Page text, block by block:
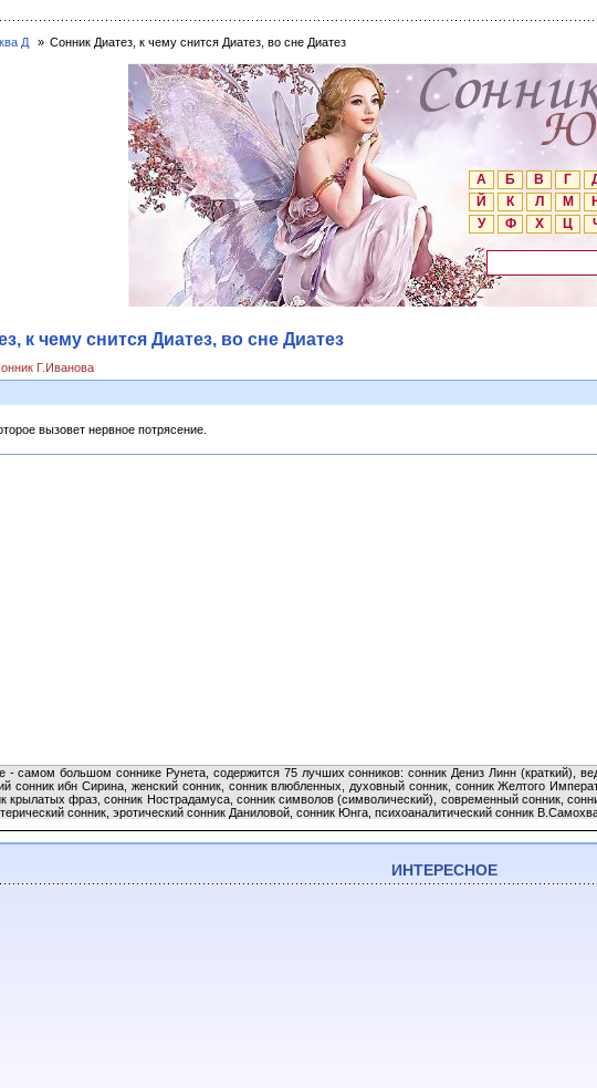
Д Сонник Диатез, к чему снится Диатез, во сне Диатез
А Б В Г
Й
К Л М
У
Ф Х Ц
к чему снится Диатез, во сне Диатез
Г.Иванова
вызовет нервное потрясение.
- самом большом соннике Рунета, содержится 75 лучших сонников: сонник Дениз Линн (краткий),
сонник ибн Сирина, женский сонник, сонник влюбленных, духовный сонник, сонник Желтого
крылатых фраз, сонник Нострадамуса, сонник символов (символический), современный сонник,
сонник, эротический сонник Даниловой, сонник Юнга, психоаналитический сонник
ИНТЕРЕСНОЕ